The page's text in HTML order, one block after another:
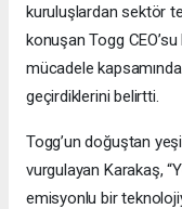
kuruluşlardan sektör
konuşan Togg
mücadele
geçirdiklerini belirtti.
Togg’un doğuştan
vurgulayan Karakaş,
emisyonlu bir